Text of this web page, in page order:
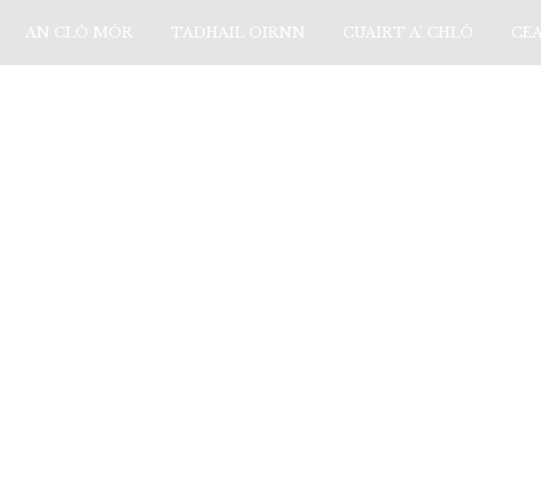
AN CLÒ MÒR TADHAIL OIRNN CUAIRT A’ CHLÒ